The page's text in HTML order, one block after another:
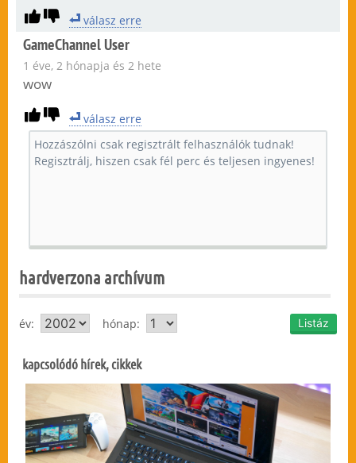
válasz erre
GameChannel User
1 éve, 2 hónapja és 2 hete
wow
válasz erre
hardverzona archívum
év: hónap:
kapcsolódó hírek, cikkek